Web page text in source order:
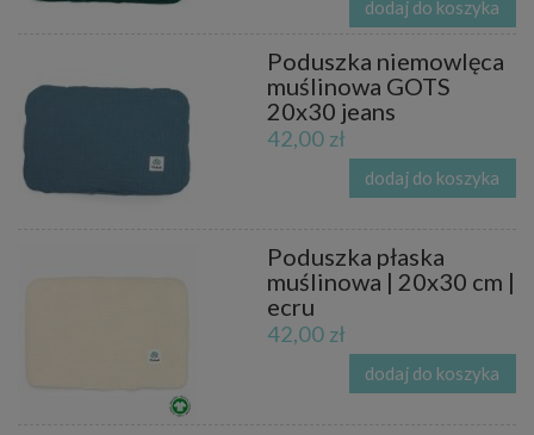
dodaj do koszyka
Poduszka niemowlęca
muślinowa GOTS
20x30 jeans
42,00 zł
dodaj do koszyka
Poduszka płaska
muślinowa | 20x30 cm |
ecru
42,00 zł
dodaj do koszyka